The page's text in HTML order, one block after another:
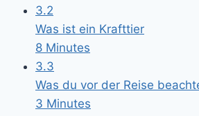
3.2
Was ist ein Krafttier
8 Minutes
3.3
Was du vor der Reise
3 Minutes